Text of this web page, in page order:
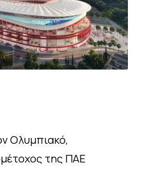
Ολυμπιακό,
της ΠΑΕ